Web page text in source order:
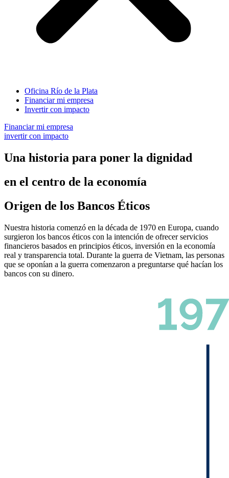
Oficina Río de la Plata
Financiar mi empresa
Invertir con impacto
Financiar mi empresa
invertir con impacto
Una historia para poner la dignidad
en el centro de la economía
Origen de los Bancos Éticos
Nuestra historia comenzó en la década de 1970 en Europa, cuando
surgieron los bancos éticos con la intención de ofrecer servicios
financieros basados en principios éticos, inversión en la economía
real y transparencia total. Durante la guerra de Vietnam, las personas
que se oponían a la guerra comenzaron a preguntarse qué hacían los
bancos con su dinero.